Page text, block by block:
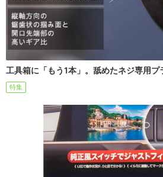
工具箱に「もう1本」。舐めたネジ専用
特集